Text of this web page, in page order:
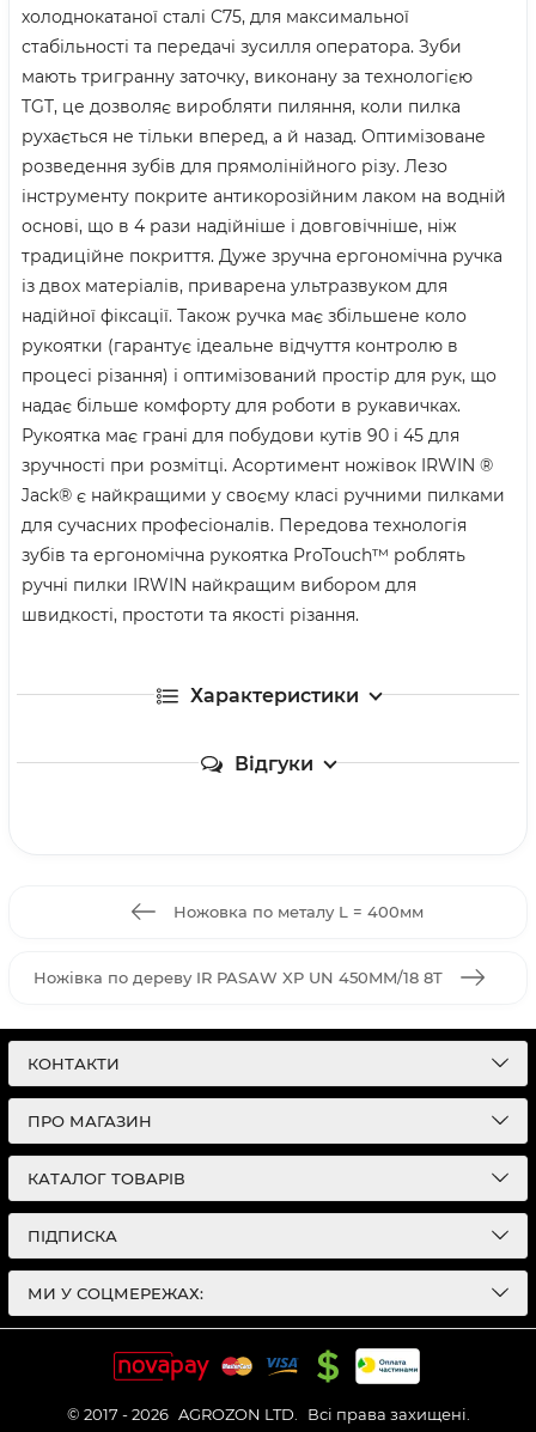
холоднокатаної сталі С75, для максимальної
стабільності та передачі зусилля оператора. Зуби
мають тригранну заточку, виконану за технологією
TGT, це дозволяє виробляти пиляння, коли пилка
рухається не тільки вперед, а й назад. Оптимізоване
розведення зубів для прямолінійного різу. Лезо
інструменту покрите антикорозійним лаком на водній
основі, що в 4 рази надійніше і довговічніше, ніж
традиційне покриття. Дуже зручна ергономічна ручка
із двох матеріалів, приварена ультразвуком для
надійної фіксації. Також ручка має збільшене коло
рукоятки (гарантує ідеальне відчуття контролю в
процесі різання) і оптимізований простір для рук, що
надає більше комфорту для роботи в рукавичках.
Рукоятка має грані для побудови кутів 90 і 45 для
зручності при розмітці. Асортимент ножівок IRWIN ®
Jack® є найкращими у своєму класі ручними пилками
для сучасних професіоналів. Передова технологія
зубів та ергономічна рукоятка ProTouch™ роблять
ручні пилки IRWIN найкращим вибором для
швидкості, простоти та якості різання.
Характеристики
Відгуки
Ножовка по металу L = 400мм
Ножівка по дереву IR PASAW XP UN 450MM/18 8T
КОНТАКТИ
ПРО МАГАЗИН
КАТАЛОГ ТОВАРІВ
ПІДПИСКА
МИ У СОЦМЕРЕЖАХ:
© 2017 - 2026 AGROZON LTD. Всі права захищені.